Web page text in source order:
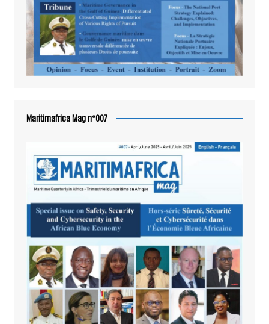
Maritimafrica Mag n°007